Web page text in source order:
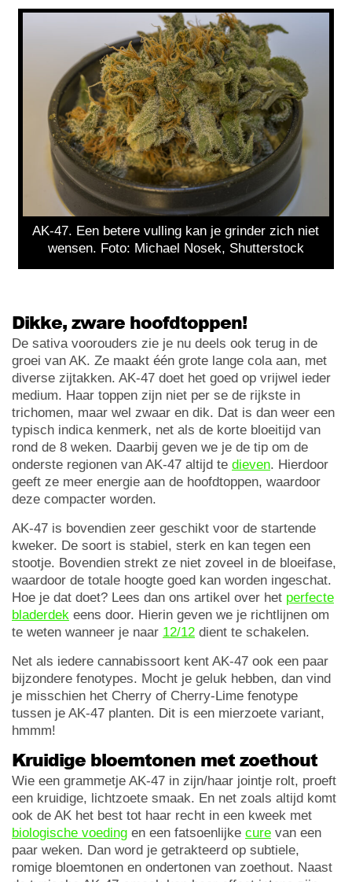
AK-47. Een betere vulling kan je grinder zich niet
wensen. Foto: Michael Nosek, Shutterstock
Dikke, zware hoofdtoppen!
De sativa voorouders zie je nu deels ook terug in de
groei van AK. Ze maakt één grote lange cola aan, met
diverse zijtakken. AK-47 doet het goed op vrijwel ieder
medium. Haar toppen zijn niet per se de rijkste in
trichomen, maar wel zwaar en dik. Dat is dan weer een
typisch indica kenmerk, net als de korte bloeitijd van
rond de 8 weken. Daarbij geven we je de tip om de
onderste regionen van AK-47 altijd te dieven. Hierdoor
geeft ze meer energie aan de hoofdtoppen, waardoor
deze compacter worden.
AK-47 is bovendien zeer geschikt voor de startende
kweker. De soort is stabiel, sterk en kan tegen een
stootje. Bovendien strekt ze niet zoveel in de bloeifase,
waardoor de totale hoogte goed kan worden ingeschat.
Hoe je dat doet? Lees dan ons artikel over het perfecte
bladerdek eens door. Hierin geven we je richtlijnen om
te weten wanneer je naar 12/12 dient te schakelen.
Net als iedere cannabissoort kent AK-47 ook een paar
bijzondere fenotypes. Mocht je geluk hebben, dan vind
je misschien het Cherry of Cherry-Lime fenotype
tussen je AK-47 planten. Dit is een mierzoete variant,
hmmm!
Kruidige bloemtonen met zoethout
Wie een grammetje AK-47 in zijn/haar jointje rolt, proeft
een kruidige, lichtzoete smaak. En net zoals altijd komt
ook de AK het best tot haar recht in een kweek met
biologische voeding en een fatsoenlijke cure van een
paar weken. Dan word je getrakteerd op subtiele,
romige bloemtonen en ondertonen van zoethout. Naast